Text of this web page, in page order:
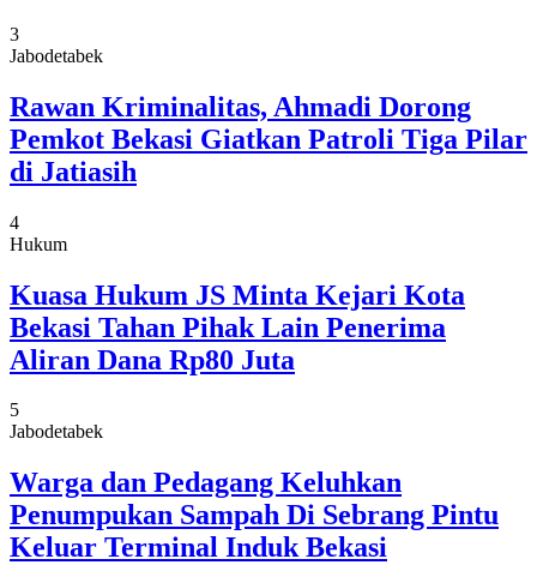
3
Jabodetabek
Rawan Kriminalitas, Ahmadi Dorong
Pemkot Bekasi Giatkan Patroli Tiga Pilar
di Jatiasih
4
Hukum
Kuasa Hukum JS Minta Kejari Kota
Bekasi Tahan Pihak Lain Penerima
Aliran Dana Rp80 Juta
5
Jabodetabek
Warga dan Pedagang Keluhkan
Penumpukan Sampah Di Sebrang Pintu
Keluar Terminal Induk Bekasi